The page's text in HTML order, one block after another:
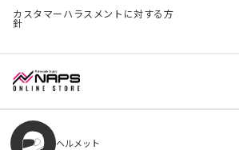
カスタマーハラスメントに対する方
針
ヘルメット